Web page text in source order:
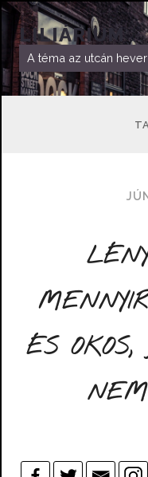
LILIÁRIUM
A téma az utcán hever
ÉS OKOS,